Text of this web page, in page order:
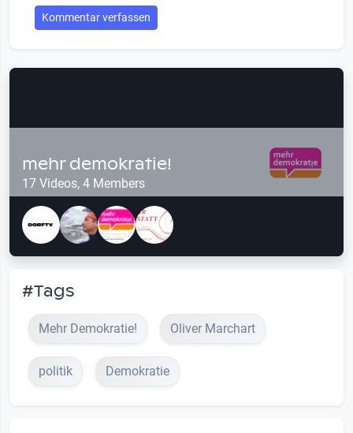
Kommentar verfassen
mehr demokratie!
17 Videos, 4 Members
#Tags
Mehr Demokratie! Oliver Marchart
politik Demokratie